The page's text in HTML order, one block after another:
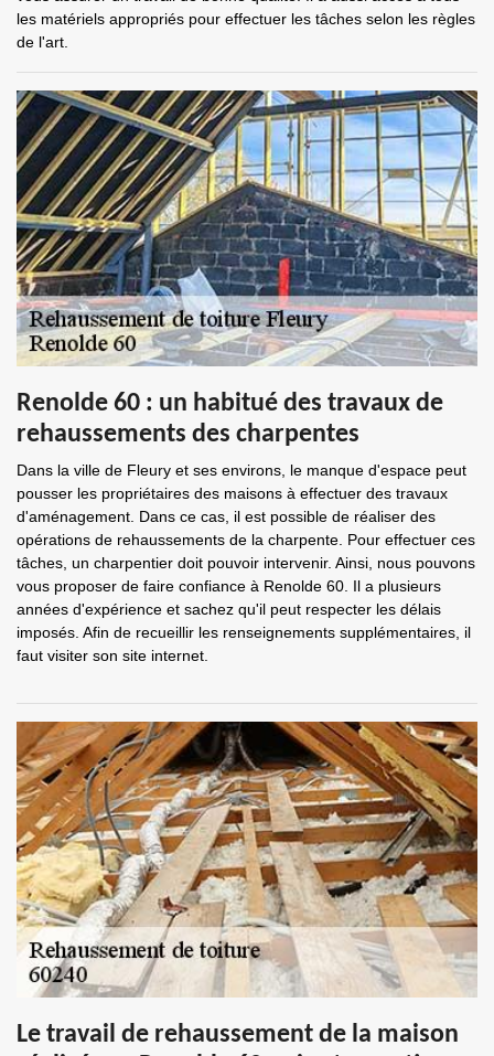
les matériels appropriés pour effectuer les tâches selon les règles
de l'art.
Renolde 60 : un habitué des travaux de
rehaussements des charpentes
Dans la ville de Fleury et ses environs, le manque d'espace peut
pousser les propriétaires des maisons à effectuer des travaux
d'aménagement. Dans ce cas, il est possible de réaliser des
opérations de rehaussements de la charpente. Pour effectuer ces
tâches, un charpentier doit pouvoir intervenir. Ainsi, nous pouvons
vous proposer de faire confiance à Renolde 60. Il a plusieurs
années d'expérience et sachez qu'il peut respecter les délais
imposés. Afin de recueillir les renseignements supplémentaires, il
faut visiter son site internet.
Le travail de rehaussement de la maison